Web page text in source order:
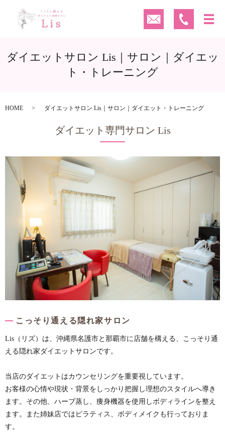
ダイエットサロン Lis｜サロン｜ダイエッ
ト・トレーニング
HOME ダイエットサロン Lis｜サロン｜ダイエット・トレーニング
ダイエット専門サロン Lis
こっそり通える隠れ家サロン
Lis（リズ）は、沖縄県名護市と那覇市に店舗を構える、こっそり通
える隠れ家ダイエットサロンです。
当店のダイエットはカウンセリングを重要視しています。
お客様の心情や現状・背景をしっかり把握し理想のスタイルへ導き
ます。その他、ハーブ蒸し、痩身機器を使用しボディラインを整え
ます。また姉妹店ではピラティス、ボディメイクも行っておりま
す。